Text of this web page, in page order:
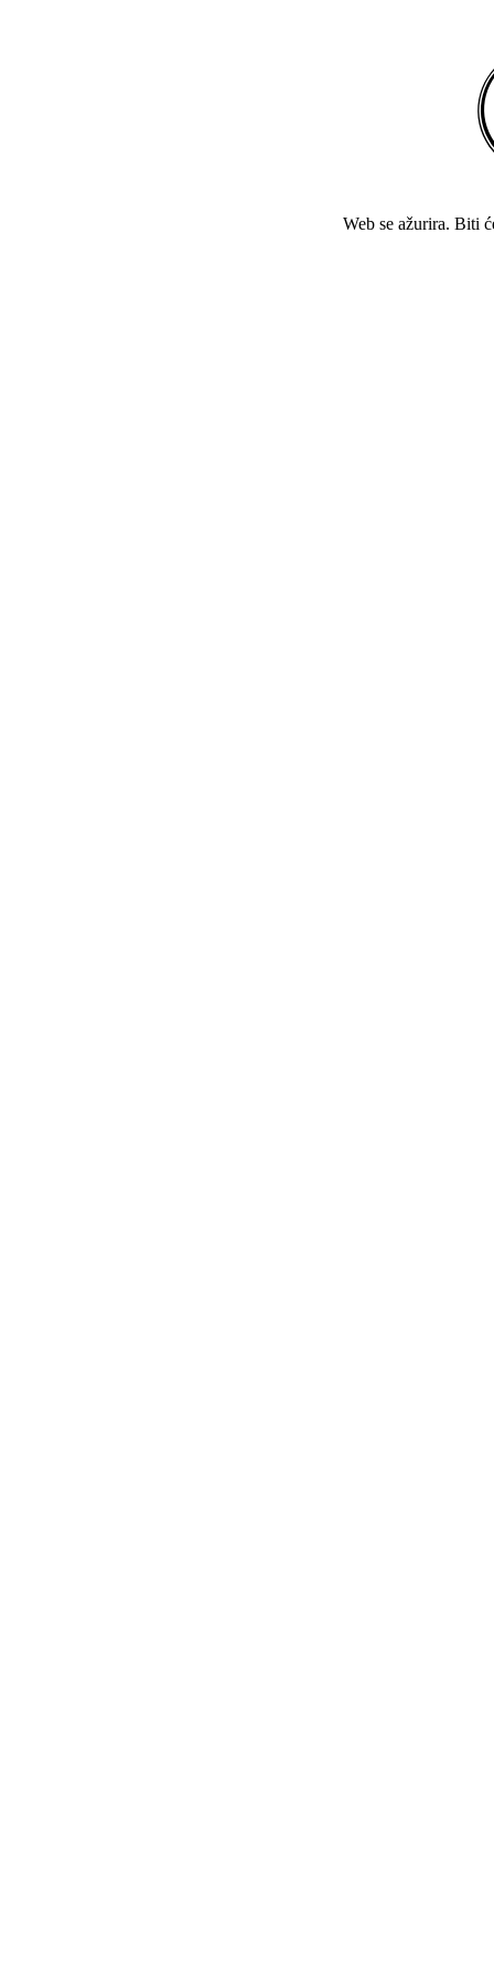
Web se ažurira. Biti